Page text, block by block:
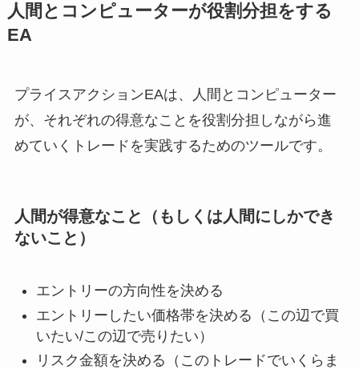
人間とコンピューターが役割分担をする
EA
プライスアクションEAは、人間とコンピューター
が、それぞれの得意なことを役割分担しながら進
めていくトレードを実践するためのツールです。
人間が得意なこと（もしくは人間にしかでき
ないこと）
エントリーの方向性を決める
エントリーしたい価格帯を決める（この辺で買
いたい/この辺で売りたい）
リスク金額を決める（このトレードでいくらま